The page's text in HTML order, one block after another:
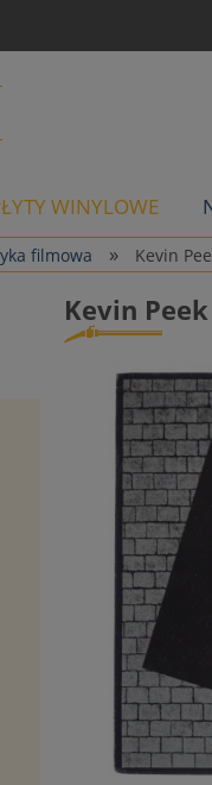
WINYLOWE
filmowa » Kevin
Kevin